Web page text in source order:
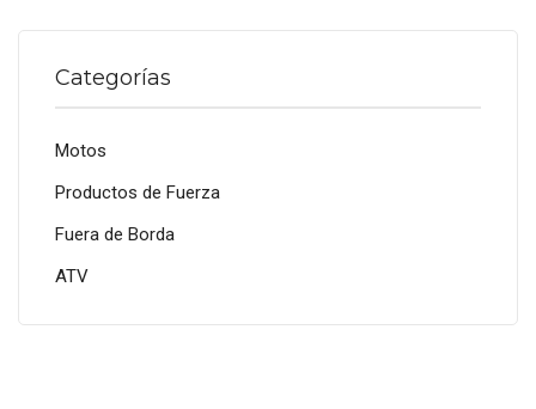
Categorías
Motos
Productos de Fuerza
Fuera de Borda
ATV